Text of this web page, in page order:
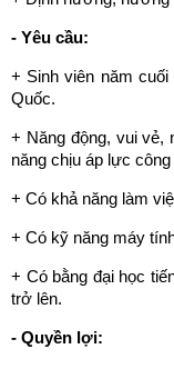
- Yêu cầu:
+ Sinh viên năm cuối
Quốc.
+ Năng động, vui vẻ,
năng chịu áp lực
+ Có khả năng làm
+ Có kỹ năng máy
+ Có bằng đại học
trở lên.
- Quyền lợi: